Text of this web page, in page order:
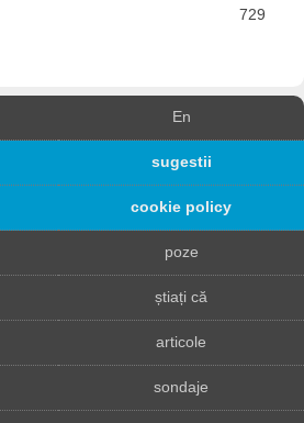
729
En
sugestii
cookie policy
poze
știați că
articole
sondaje